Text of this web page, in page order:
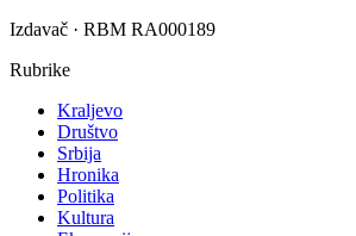
Izdavač · RBM RA000189
Rubrike
Kraljevo
Društvo
Srbija
Hronika
Politika
Kultura